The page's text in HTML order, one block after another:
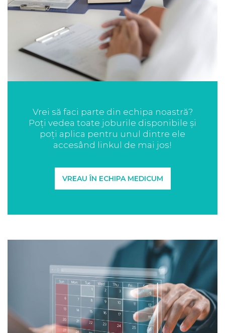
Vrei să faci parte din echipa noastră?
Poți vedea toate joburile disponibile și
poți aplica pentru unul dintre ele
accesând linkul de mai jos!
VREAU ÎN ECHIPA MEDICUM